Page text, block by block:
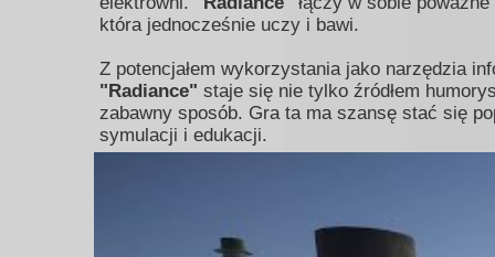
która jednocześnie uczy i bawi.
Z potencjałem wykorzystania jako narzędzia
"Radiance" staje się nie tylko źródłem
zabawny sposób. Gra ta ma szansę stać się
symulacji i edukacji.